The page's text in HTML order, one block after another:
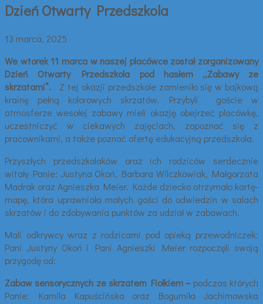
Dzień Otwarty Przedszkola
13 marca, 2025
We wtorek 11 marca w naszej placówce został zorganizowany
Dzień Otwarty Przedszkola pod hasłem ,,Zabawy ze
skrzatami”.
Z tej okazji przedszkole zamieniło się w bajkową
krainę pełną kolorowych skrzatów. Przybyli goście w
atmosferze wesołej zabawy mieli okazję obejrzeć placówkę,
uczestniczyć w ciekawych zajęciach, zapoznać się z
pracownikami, a także poznać ofertę edukacyjną przedszkola.
Przyszłych przedszkolaków oraz ich rodziców serdecznie
witały Panie: Justyna Okoń, Barbara Wilczkowiak, Małgorzata
Madrak oraz Agnieszka Meier. Każde dziecko otrzymało kartę-
mapę, która uprawniała małych gości do odwiedzin w salach
skrzatów i do zdobywania punktów za udział w zabawach.
Mali odkrywcy wraz z rodzicami pod opieką przewodniczek:
Pani Justyny Okoń i Pani Agnieszki Meier rozpoczęli swoją
przygodę od:
Zabawsensorycznych ze skrzatem Fiołkiem – podczas których
Panie: Kamila Kapuścińska oraz Bogumiła Jachimowska